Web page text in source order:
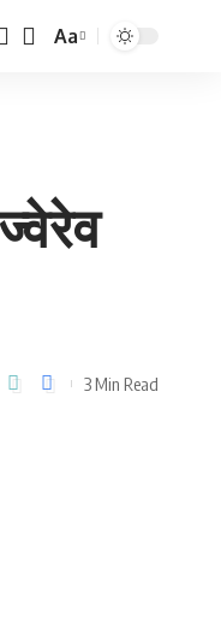
Aa
3 Min Read